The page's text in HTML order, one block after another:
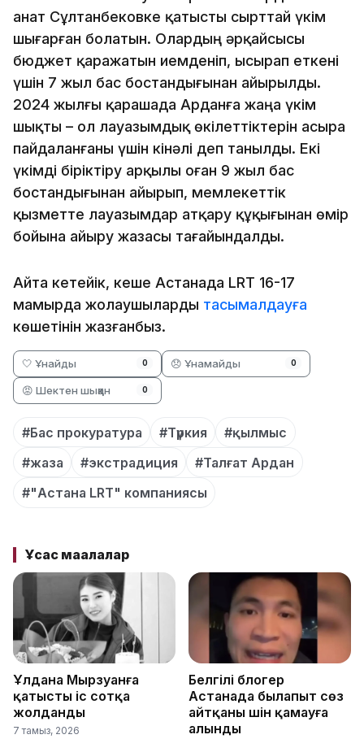
Қанат Сұлтанбековке қатысты сырттай үкім
шығарған болатын. Олардың әрқайсысы
бюджет қаражатын иемденіп, ысырап еткені
үшін 7 жыл бас бостандығынан айырылды.
2024 жылғы қарашада Арданға жаңа үкім
шықты – ол лауазымдық өкілеттіктерін асыра
пайдаланғаны үшін кінәлі деп танылды. Екі
үкімді біріктіру арқылы оған 9 жыл бас
бостандығынан айырып, мемлекеттік
қызметте лауазымдар атқару құқығынан өмір
бойына айыру жазасы тағайындалды.
Айта кетейік, кеше Астанада LRT 16-17
мамырда жолаушыларды тасымалдауға
көшетінін жазғанбыз.
🤍 Ұнайды 0 😞 Ұнамайды 0
😡 Шектен шыққан 0
#Бас прокуратура #Түркия
#қылмыс
#жаза
#экстрадиция
#Талғат Ардан
#"Астана LRT" компаниясы
Ұқсас мақалалар
Ұлдана Мырзуанға
қатысты іс сотқа
жолданды
7 тамыз, 2026
Белгілі блогер
Астанада былапыт сөз
айтқаны үшін қамауға
алынды